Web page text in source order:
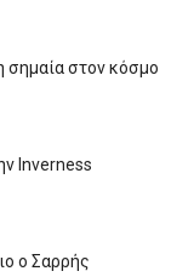
σημαία στον κόσμο
Inverness
ο Σαρρής